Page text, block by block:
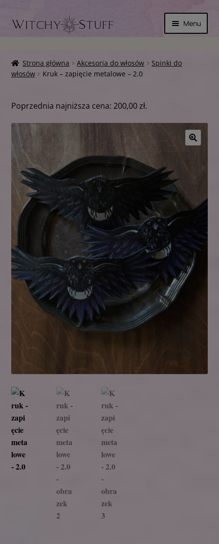
Przejdź
do
Przejdź
do
Menu
MAGICZNIE
INNE
WYPRZEDAŻ
KOSZYK
Strona główna Akcesoria do włosów
Spinki do
włosów
Kruk – zapięcie metalowe – 2.0
Poprzednia najniższa cena: 200,00zł.